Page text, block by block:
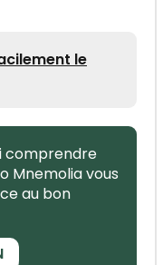
le
comprendre
Mnemolia vous
au bon